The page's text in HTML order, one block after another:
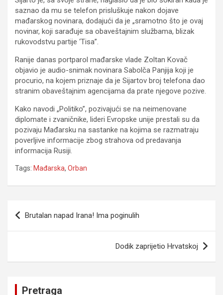
saznao da mu se telefon prisluškuje nakon dojave
mađarskog novinara, dodajući da je „sramotno što je ovaj
novinar, koji sarađuje sa obaveštajnim službama, blizak
rukovodstvu partije ‘Tisa”.
Ranije danas portparol mađarske vlade Zoltan Kovač
objavio je audio-snimak novinara Sabolča Panjija koji je
procurio, na kojem priznaje da je Sijartov broj telefona dao
stranim obaveštajnim agencijama da prate njegove pozive.
Kako navodi „Politiko”, pozivajući se na neimenovane
diplomate i zvaničnike, lideri Evropske unije prestali su da
pozivaju Mađarsku na sastanke na kojima se razmatraju
poverljive informacije zbog strahova od predavanja
informacija Rusiji.
Tags: Mađarska, Orban
Navigacija
članaka
Brutalan napad Irana! Ima poginulih
Dodik zaprijetio Hrvatskoj
Pretraga